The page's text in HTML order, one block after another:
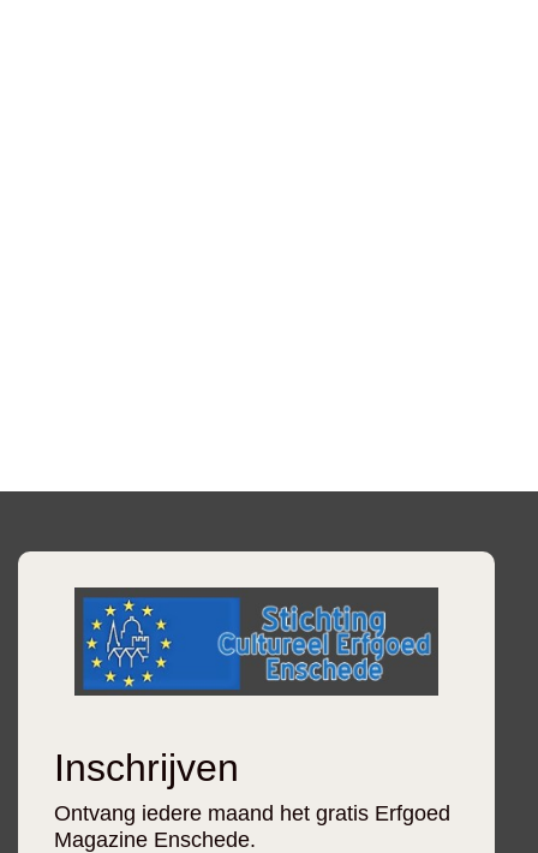
Inschrijven
Ontvang iedere maand het gratis Erfgoed
Magazine Enschede.